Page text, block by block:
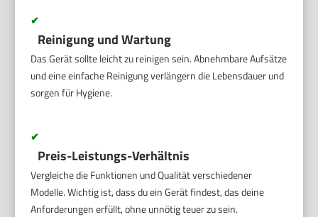
✔
Reinigung und Wartung
Das Gerät sollte leicht zu reinigen sein. Abnehmbare Aufsätze
und eine einfache Reinigung verlängern die Lebensdauer und
sorgen für Hygiene.
✔
Preis-Leistungs-Verhältnis
Vergleiche die Funktionen und Qualität verschiedener
Modelle. Wichtig ist, dass du ein Gerät findest, das deine
Anforderungen erfüllt, ohne unnötig teuer zu sein.